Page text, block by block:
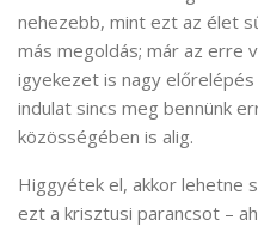
nehezebb, mint ezt az élet
más megoldás; már az erre
igyekezet is nagy
indulat sincs meg bennünk
közösségében is alig.
Higgyétek el, akkor lehetne
ezt a krisztusi parancsot –